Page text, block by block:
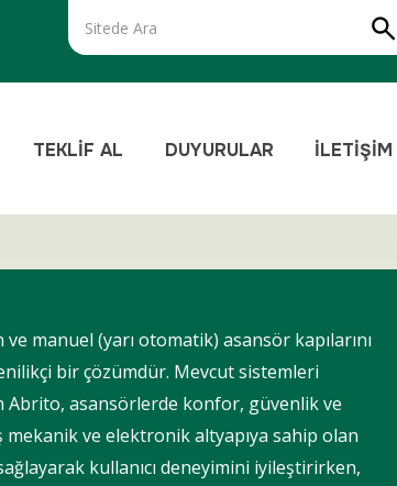
TEKLİF AL DUYURULAR İLETİŞİM
manuel (yarı otomatik) asansör kapılarını
bir çözümdür. Mevcut sistemleri
Abrito, asansörlerde konfor, güvenlik ve
mekanik ve elektronik altyapıya sahip olan
kullanıcı deneyimini iyileştirirken,